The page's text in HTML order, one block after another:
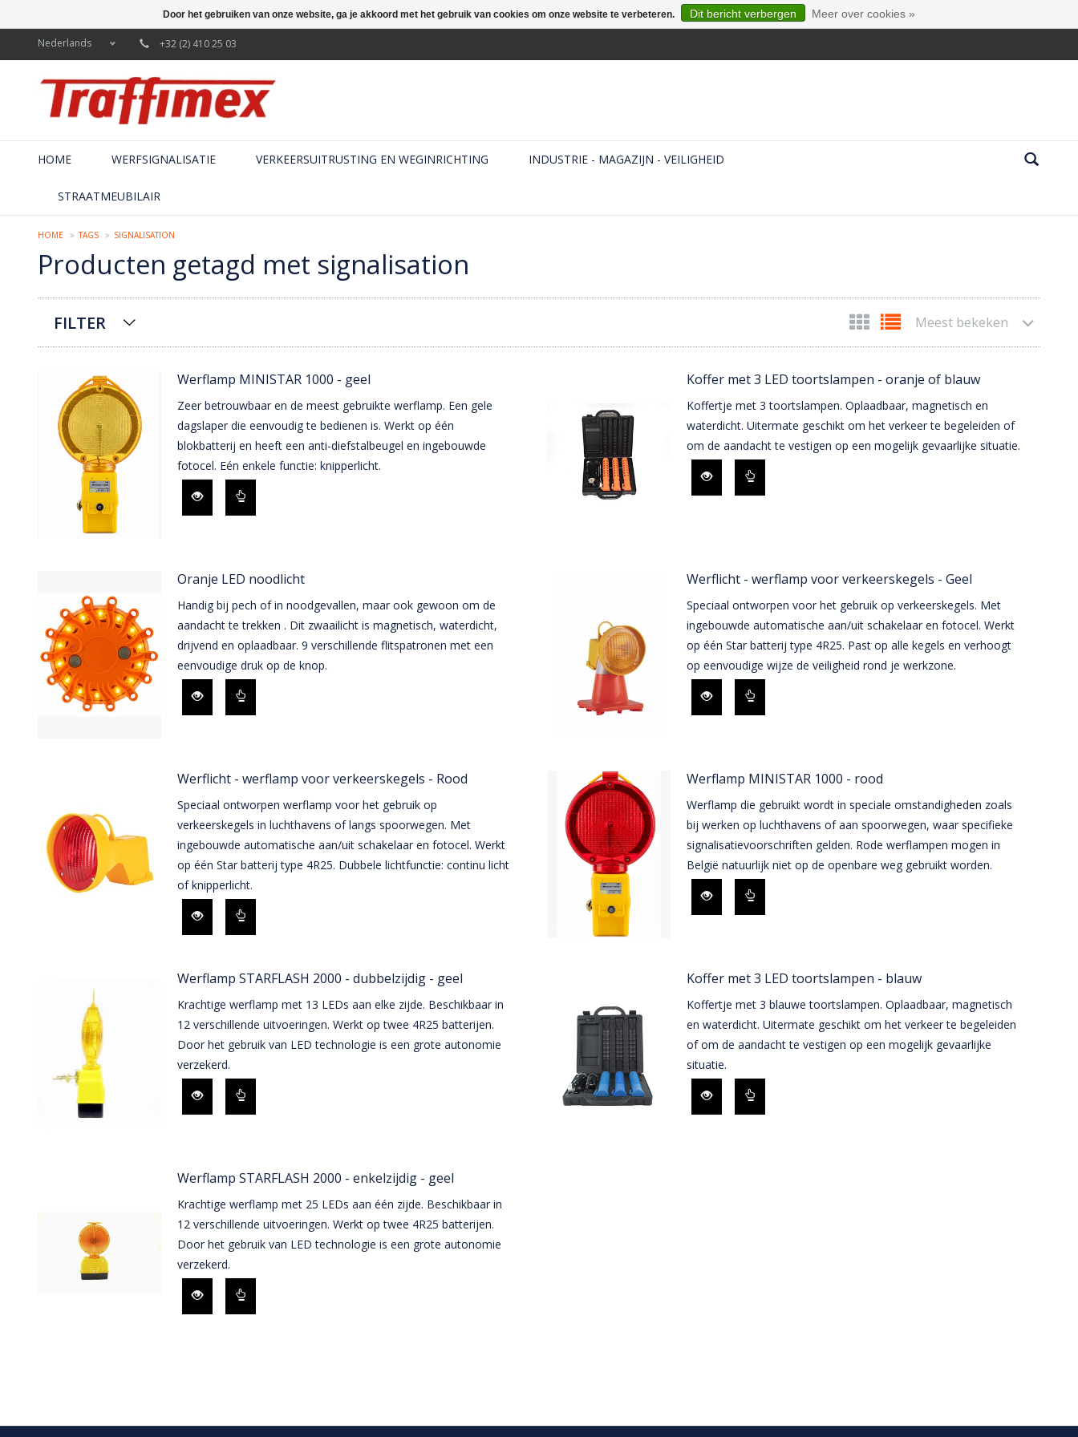
Nederlands +32 (2) 410 25 03
HOME WERFSIGNALISATIE VERKEERSUITRUSTING EN WEGINRICHTING INDUSTRIE - MAGAZIJN - VEILIGHEID
STRAATMEUBILAIR
HOME TAGS SIGNALISATION
Producten getagd met signalisation
FILTER Meest bekeken
Werflamp MINISTAR 1000 - geel
Zeer betrouwbaar en de meest gebruikte werflamp. Een gele
dagslaper die eenvoudig te bedienen is. Werkt op één
blokbatterij en heeft een anti-diefstalbeugel en ingebouwde
fotocel. Eén enkele functie: knipperlicht.
Koffer met 3 LED toortslampen - oranje of blauw
Koffertje met 3 toortslampen. Oplaadbaar, magnetisch en
waterdicht. Uitermate geschikt om het verkeer te begeleiden of
om de aandacht te vestigen op een mogelijk gevaarlijke situatie.
Oranje LED noodlicht
Handig bij pech of in noodgevallen, maar ook gewoon om de
aandacht te trekken . Dit zwaailicht is magnetisch, waterdicht,
drijvend en oplaadbaar. 9 verschillende flitspatronen met een
eenvoudige druk op de knop.
Werflicht - werflamp voor verkeerskegels - Geel
Speciaal ontworpen voor het gebruik op verkeerskegels. Met
ingebouwde automatische aan/uit schakelaar en fotocel. Werkt
op één Star batterij type 4R25. Past op alle kegels en verhoogt
op eenvoudige wijze de veiligheid rond je werkzone.
Werflicht - werflamp voor verkeerskegels - Rood
Speciaal ontworpen werflamp voor het gebruik op
verkeerskegels in luchthavens of langs spoorwegen. Met
ingebouwde automatische aan/uit schakelaar en fotocel. Werkt
op één Star batterij type 4R25. Dubbele lichtfunctie: continu licht
of knipperlicht.
Werflamp MINISTAR 1000 - rood
Werflamp die gebruikt wordt in speciale omstandigheden zoals
bij werken op luchthavens of aan spoorwegen, waar specifieke
signalisatievoorschriften gelden. Rode werflampen mogen in
België natuurlijk niet op de openbare weg gebruikt worden.
Werflamp STARFLASH 2000 - dubbelzijdig - geel
Krachtige werflamp met 13 LEDs aan elke zijde. Beschikbaar in
12 verschillende uitvoeringen. Werkt op twee 4R25 batterijen.
Door het gebruik van LED technologie is een grote autonomie
verzekerd.
Koffer met 3 LED toortslampen - blauw
Koffertje met 3 blauwe toortslampen. Oplaadbaar, magnetisch
en waterdicht. Uitermate geschikt om het verkeer te begeleiden
of om de aandacht te vestigen op een mogelijk gevaarlijke
situatie.
Werflamp STARFLASH 2000 - enkelzijdig - geel
Krachtige werflamp met 25 LEDs aan één zijde. Beschikbaar in
12 verschillende uitvoeringen. Werkt op twee 4R25 batterijen.
Door het gebruik van LED technologie is een grote autonomie
verzekerd.
Door het gebruiken van onze website, ga je akkoord met het gebruik van cookies om onze website te verbeteren. Dit bericht verbergen Meer over cookies »